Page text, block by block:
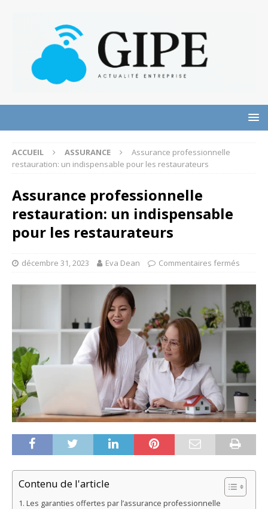
ACCUEIL ASSURANCE
Assurance professionnelle
restauration: un indispensable pour les restaurateurs
Assurance professionnelle
restauration: un indispensable
pour les restaurateurs
décembre 31, 2023 Eva Dean Commentaires fermés
Contenu de l'article
Les garanties offertes par l’assurance professionnelle